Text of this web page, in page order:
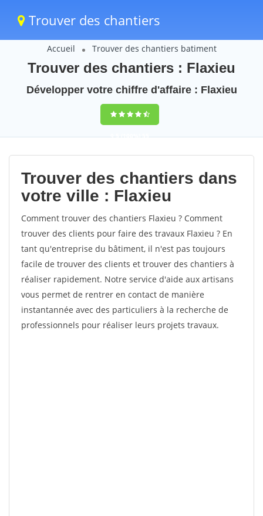
Trouver des chantiers
Accueil Trouver des chantiers batiment
Trouver des chantiers : Flaxieu
Développer votre chiffre d'affaire : Flaxieu
9,5(100%)55
votes
Trouver des chantiers dans
votre ville : Flaxieu
Comment trouver des chantiers Flaxieu ? Comment
trouver des clients pour faire des travaux Flaxieu ? En
tant qu'entreprise du bâtiment, il n'est pas toujours
facile de trouver des clients et trouver des chantiers à
réaliser rapidement. Notre service d'aide aux artisans
vous permet de rentrer en contact de manière
instantannée avec des particuliers à la recherche de
professionnels pour réaliser leurs projets travaux.